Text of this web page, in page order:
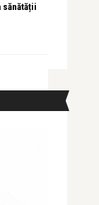
sănătății